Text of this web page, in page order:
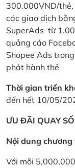
300.000VND/
các giao dịch
SuperAds từ
quảng cáo
Shopee Ads
phát hành thẻ
Thời gian triển
đến hết 10/05/
ƯU ĐÃI QUAY
Nội dung
Với mỗi